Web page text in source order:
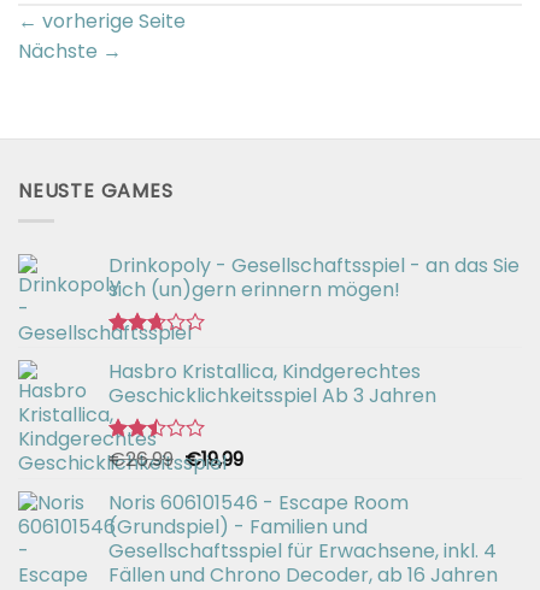
← vorherige Seite
Nächste →
NEUSTE GAMES
Drinkopoly - Gesellschaftsspiel - an das Sie
sich (un)gern erinnern mögen!
Bewertet
mit
2.67
von 5
Hasbro Kristallica, Kindgerechtes
Geschicklichkeitsspiel Ab 3 Jahren
Bewertet
mit
2.49
von 5
€26,99 Ursprünglicher
Preis
war:
€26,99
€19,99Aktueller
ist:
€19,99.
Noris 606101546 - Escape Room
(Grundspiel) - Familien und
Gesellschaftsspiel für Erwachsene, inkl. 4
Fällen und Chrono Decoder, ab 16 Jahren